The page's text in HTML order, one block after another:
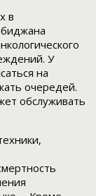
в
У
на
очередей.
обслуживать